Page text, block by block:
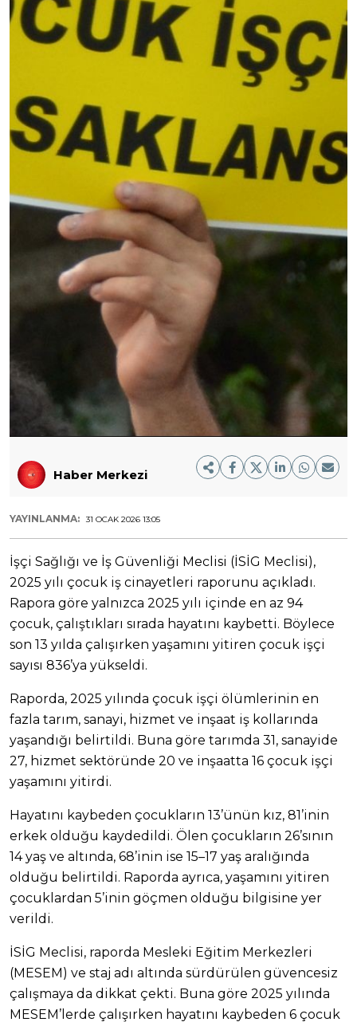
Haber Merkezi
YAYINLANMA: 31 OCAK 2026 13:05
İşçi Sağlığı ve İş Güvenliği Meclisi (İSİG Meclisi),
2025 yılı çocuk iş cinayetleri raporunu açıkladı.
Rapora göre yalnızca 2025 yılı içinde en az 94
çocuk, çalıştıkları sırada hayatını kaybetti. Böylece
son 13 yılda çalışırken yaşamını yitiren çocuk işçi
sayısı 836’ya yükseldi.
Raporda, 2025 yılında çocuk işçi ölümlerinin en
fazla tarım, sanayi, hizmet ve inşaat iş kollarında
yaşandığı belirtildi. Buna göre tarımda 31, sanayide
27, hizmet sektöründe 20 ve inşaatta 16 çocuk işçi
yaşamını yitirdi.
Hayatını kaybeden çocukların 13’ünün kız, 81’inin
erkek olduğu kaydedildi. Ölen çocukların 26’sının
14 yaş ve altında, 68’inin ise 15–17 yaş aralığında
olduğu belirtildi. Raporda ayrıca, yaşamını yitiren
çocuklardan 5’inin göçmen olduğu bilgisine yer
verildi.
İSİG Meclisi, raporda Mesleki Eğitim Merkezleri
(MESEM) ve staj adı altında sürdürülen güvencesiz
çalışmaya da dikkat çekti. Buna göre 2025 yılında
MESEM’lerde çalışırken hayatını kaybeden 6 çocuk